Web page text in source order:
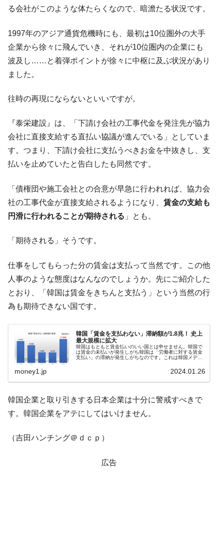
発。
ャンペーン」⇒ あの名物教授も登場！
『Money1』
韓国「橋が落ちました」⇒ 耐久性「なさす
ぎ」では。
『Money1』
『Money1』
米国下院「韓国の公務員個人をターゲット
する差別。許してはおかぬ
『Money1』
韓国ボンクラ政策室長･金容範、株価暴落に
他人事のような発言。
『Money1』
韓国半導体『SKハイニックス』2026年2Qの
『Money1』
韓国･加徳島新国際空港「またも暗礁」の危
機 ⇒ 10.7兆では損が出るからできない。
『Money1』
【速報】韓国株式市場の暴落・本日07月29
発動！
塊！
夏の甲子園、優勝校を最も多く輩出している都道
府県とは？
Fact1 今話題の「楽天ライオンズ」とは？
奇跡の毛色「白毛馬」とは？
Fact1
全て勝つといくら？ 競馬GI競走で勝利騎手がもら
える賞金とは？
Fact1 平成仮面ライダーの意外すぎるモチーフとは？
なスーパーリーグとは？
Fact1
日本人マスターズ挑戦の歴史。松山以前に最高位
Fact1
甲子園通算本塁打、最多の清原に次いで多く打っ
セレクトセールの高額取引馬が稼いだ金額とは？
る会社がこのような体たらくなので、暗澹たる状況です。
1997年のアジア通貨危機時にも、最初は10位圏外の大手
企業から徐々に飛んでいき、それが10位圏内の企業にも
波及し……と着弾ポイントが徐々に中枢に及ぶ状況があり
ました。
往時の再現にならないといいですが。
『泰栄建設』は、「下請け会社の工事代金を発注先が協力
会社に直接支給する直払い協議が進んでいる」としていま
す。つまり、下請け会社に支払うべきお金を中抜きし、支
払いを止めていたと告白したも同然です。
「債権団や施工会社との合意が早急に行われれば、協力会
社の工事代金が直接支給されるようになり、 賃金の支給も
円滑に行われることが期待される 」とも。
「期待される」そうです。
仕事をしてもらった分の賃金は支払って当然です。この他
人事のような態度はなんなのでしょうか。先にご紹介した
とおり、「韓国は賃金をきちんと支払う」という当然の行
為も期待できない国です。
韓国「賃金を支払わない」滞納額が1.8兆！ 史上
最大規模に拡大
韓国はもともと賃金払いのいい国とは申せません。韓国で
は賃金の未払いが発生しがち韓国は「労働者に対する賃金
支払い」の滞納が発生しがちなのです。これは韓国メディ
money1.jp 2024.01.26
韓国企業と取り引きする日本企業は十分に警戒すべきで
す。韓国企業をアテにしてはいけません。
（吉田ハンチング＠ｄｃｐ）
広告